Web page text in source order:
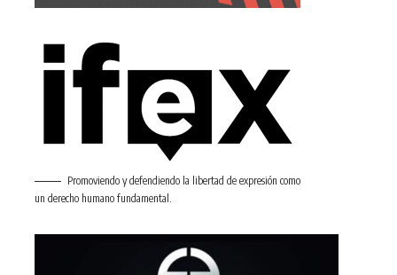
Promoviendo y defendiendo la libertad de expresión como
un derecho humano fundamental.